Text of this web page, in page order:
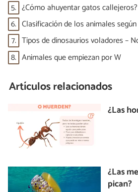
5. ¿Cómo ahuyentar gatos callejeros?
6. Clasificación de los animales
7. Tipos de dinosaurios voladores –
8. Animales que empiezan por W
Artículos relacionados
¿Las
¿Las
pican?